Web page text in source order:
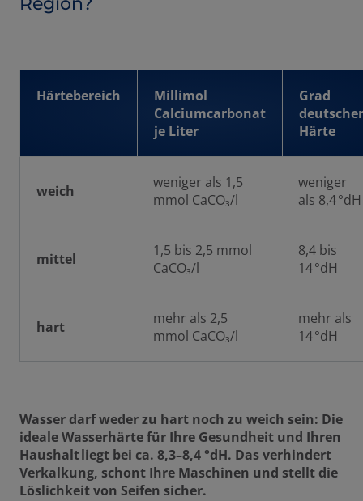
Härtebereich
Millimol
Calciumcarbonat
je Liter
Grad
deutscher
Härte
weich
weniger als 1,5
mmol CaCO₃/l
weniger
als 8,4 °dH
mittel
1,5 bis 2,5 mmol
CaCO₃/l
8,4 bis
14 °dH
hart
mehr als 2,5
mmol CaCO₃/l
mehr als
14 °dH
Wasser darf weder zu hart noch zu weich sein: Die
ideale Wasserhärte für Ihre Gesundheit und Ihren
Haushalt liegt bei ca. 8,3–8,4 °dH. Das verhindert
Verkalkung, schont Ihre Maschinen und stellt die
Löslichkeit von Seifen sicher.